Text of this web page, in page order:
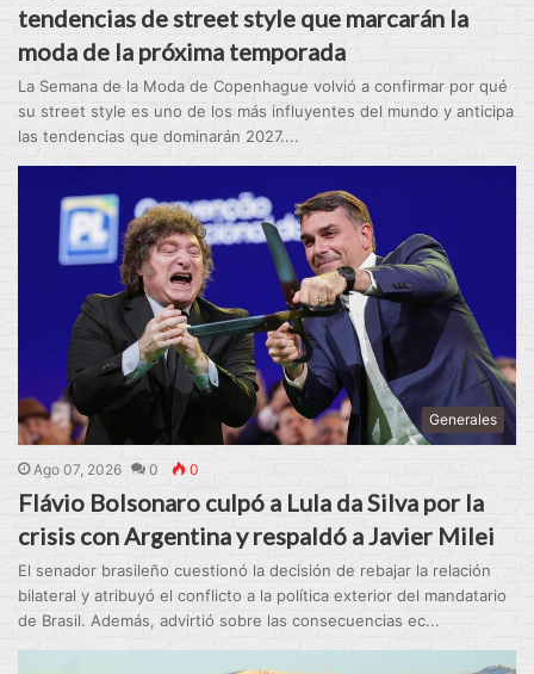
tendencias de street style que marcarán la
moda de la próxima temporada
La Semana de la Moda de Copenhague volvió a confirmar por qué
su street style es uno de los más influyentes del mundo y anticipa
las tendencias que dominarán 2027....
Generales
Ago 07, 2026 0 0
Flávio Bolsonaro culpó a Lula da Silva por la
crisis con Argentina y respaldó a Javier Milei
El senador brasileño cuestionó la decisión de rebajar la relación
bilateral y atribuyó el conflicto a la política exterior del mandatario
de Brasil. Además, advirtió sobre las consecuencias ec...